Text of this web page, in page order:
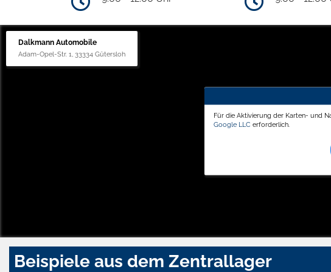
Dalkmann Automobile
Adam-Opel-Str. 1, 33334 Gütersloh
Für die Aktivierung der Karten- und
Google LLC erforderlich.
Beispiele aus dem Zentrallager